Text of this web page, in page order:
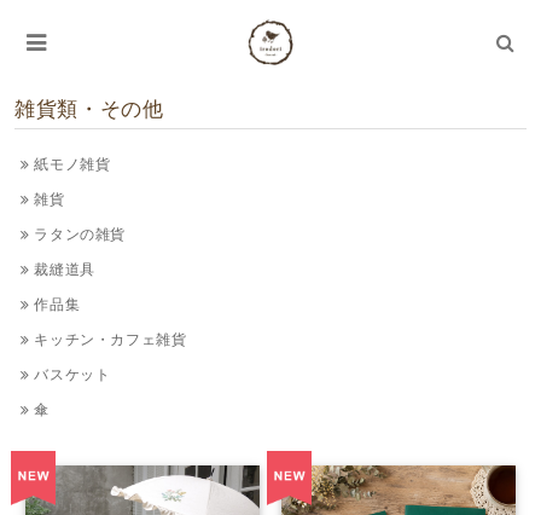
雑貨類・その他
紙モノ雑貨
雑貨
ラタンの雑貨
裁縫道具
作品集
キッチン・カフェ雑貨
バスケット
傘